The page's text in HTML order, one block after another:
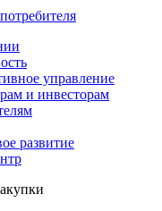
потребителя
управление
и инвесторам
развитие